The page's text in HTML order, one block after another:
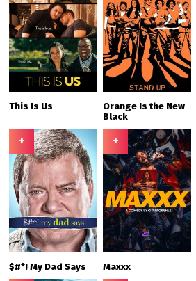
This Is Us
Orange Is the New
Black
+
$#*! My Dad Says
+
Maxxx